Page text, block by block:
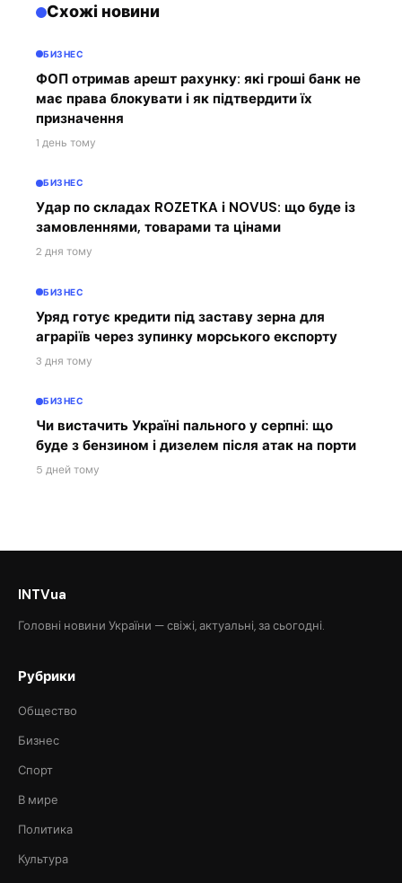
Схожі новини
БИЗНЕС
ФОП отримав арешт рахунку: які гроші банк не
має права блокувати і як підтвердити їх
призначення
1 день тому
БИЗНЕС
Удар по складах ROZETKA і NOVUS: що буде із
замовленнями, товарами та цінами
2 дня тому
БИЗНЕС
Уряд готує кредити під заставу зерна для
аграріїв через зупинку морського експорту
3 дня тому
БИЗНЕС
Чи вистачить Україні пального у серпні: що
буде з бензином і дизелем після атак на порти
5 дней тому
INTVua
Головні новини України — свіжі, актуальні, за сьогодні.
Рубрики
Общество
Бизнес
Спорт
В мире
Политика
Культура